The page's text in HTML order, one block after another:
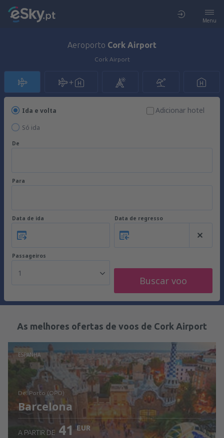
Menu
Aeroporto Cork Airport
Cork Airport
Ida e volta
Só ida
Adicionar hotel
De
Para
Data de ida Data de regresso
Passageiros
1
Buscar voo
As melhores ofertas de voos de Cork Airport
ESPANHA
de: Porto (OPO)
Barcelona
A PARTIR DE 41 EUR